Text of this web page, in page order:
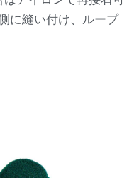
に縫い付け、ループ